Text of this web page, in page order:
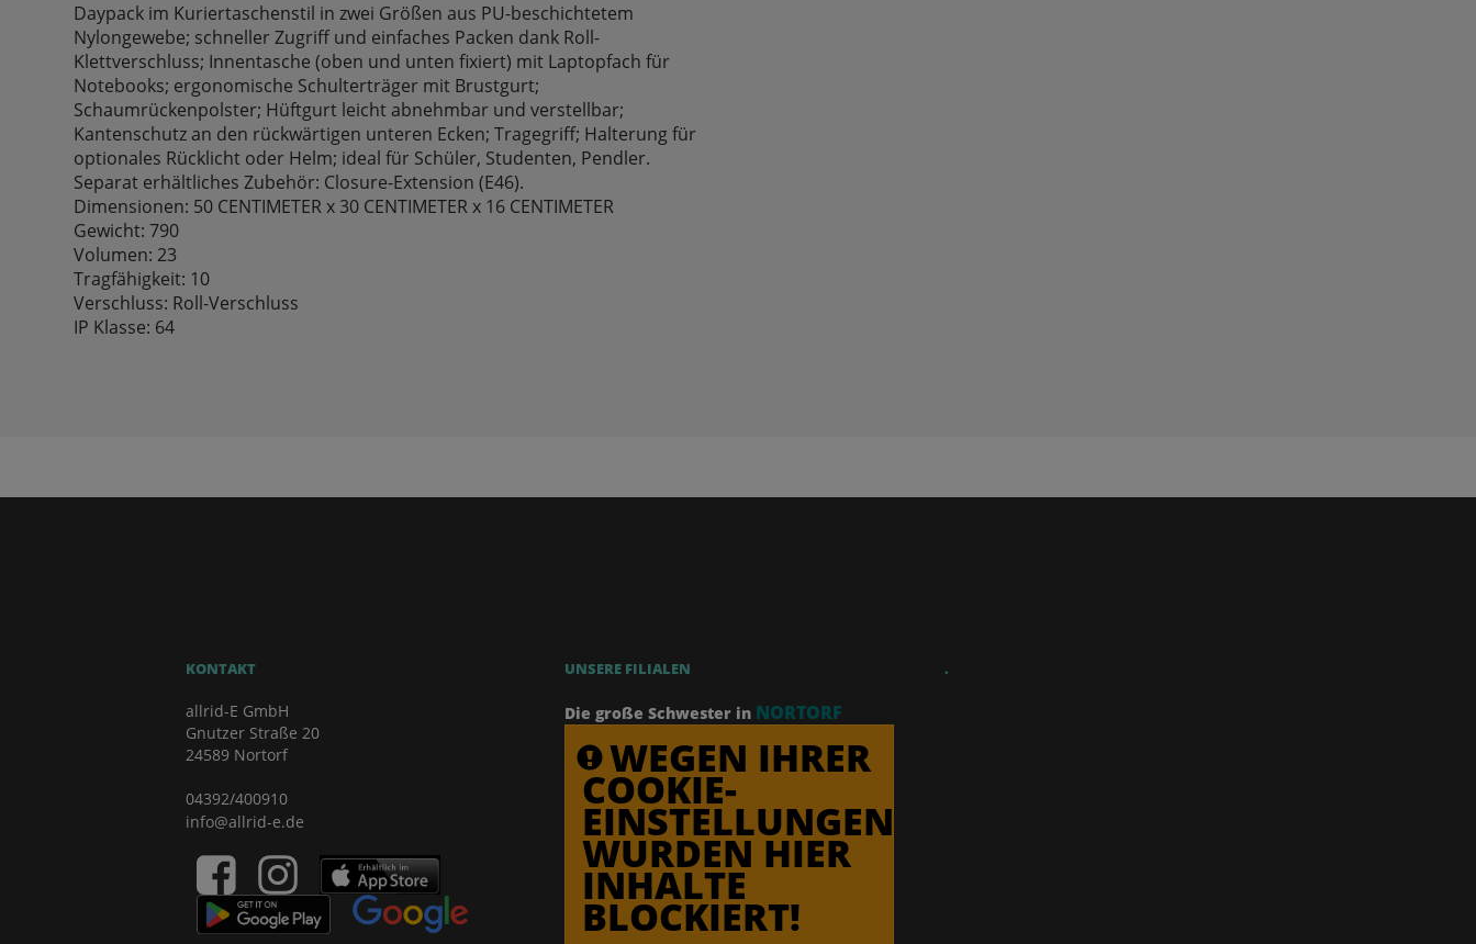
Daypack im Kuriertaschenstil in zwei Größen aus PU-beschichtetem
Nylongewebe; schneller Zugriff und einfaches Packen dank Roll-
Klettverschluss; Innentasche (oben und unten fixiert) mit Laptopfach für
Notebooks; ergonomische Schulterträger mit Brustgurt;
Schaumrückenpolster; Hüftgurt leicht abnehmbar und verstellbar;
Kantenschutz an den rückwärtigen unteren Ecken; Tragegriff; Halterung für
optionales Rücklicht oder Helm; ideal für Schüler, Studenten, Pendler.
Separat erhältliches Zubehör: Closure-Extension (E46).
Dimensionen: 50 CENTIMETER x 30 CENTIMETER x 16 CENTIMETER
Gewicht: 790
Volumen: 23
Tragfähigkeit: 10
Verschluss: Roll-Verschluss
IP Klasse: 64
KONTAKT
allrid-E GmbH
Gnutzer Straße 20
24589 Nortorf
04392/400910
info@allrid-e.de
UNSERE FILIALEN
Die große Schwester in NORTORF
WEGEN IHRER
COOKIE-
EINSTELLUNGEN
WURDEN HIER
INHALTE
BLOCKIERT!
.